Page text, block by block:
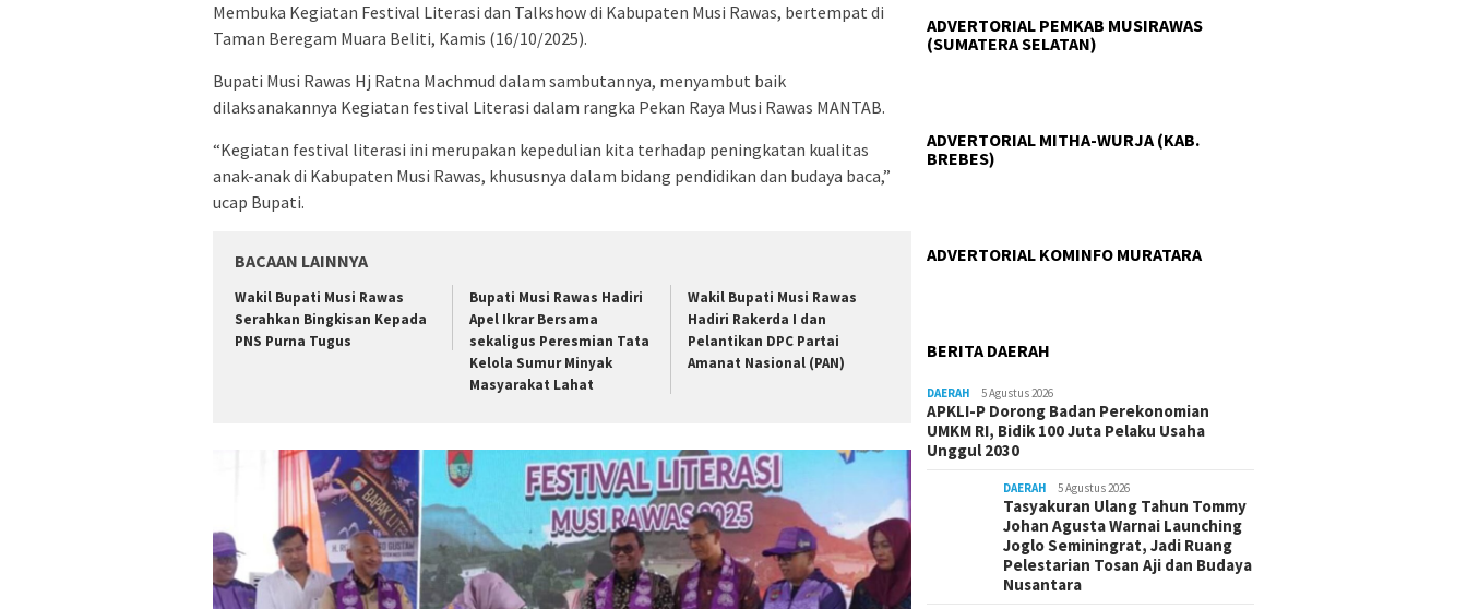
Membuka Kegiatan Festival Literasi dan Talkshow di Kabupaten Musi Rawas, bertempat di
Taman Beregam Muara Beliti, Kamis (16/10/2025).
Bupati Musi Rawas Hj Ratna Machmud dalam sambutannya, menyambut baik
dilaksanakannya Kegiatan festival Literasi dalam rangka Pekan Raya Musi Rawas MANTAB.
“Kegiatan festival literasi ini merupakan kepedulian kita terhadap peningkatan kualitas
anak-anak di Kabupaten Musi Rawas, khususnya dalam bidang pendidikan dan budaya baca,”
ucap Bupati.
BACAAN LAINNYA
Wakil Bupati Musi Rawas
Serahkan Bingkisan Kepada
PNS Purna Tugus
Bupati Musi Rawas Hadiri
Apel Ikrar Bersama
sekaligus Peresmian Tata
Kelola Sumur Minyak
Masyarakat Lahat
Wakil Bupati Musi Rawas
Hadiri Rakerda I dan
Pelantikan DPC Partai
Amanat Nasional (PAN)
ADVERTORIAL PEMKAB MUSIRAWAS
(SUMATERA SELATAN)
ADVERTORIAL MITHA-WURJA (KAB.
BREBES)
ADVERTORIAL KOMINFO MURATARA
BERITA DAERAH
DAERAH 5 Agustus 2026
APKLI-P Dorong Badan Perekonomian
UMKM RI, Bidik 100 Juta Pelaku Usaha
Unggul 2030
DAERAH 5 Agustus 2026
Tasyakuran Ulang Tahun Tommy
Johan Agusta Warnai Launching
Joglo Seminingrat, Jadi Ruang
Pelestarian Tosan Aji dan Budaya
Nusantara